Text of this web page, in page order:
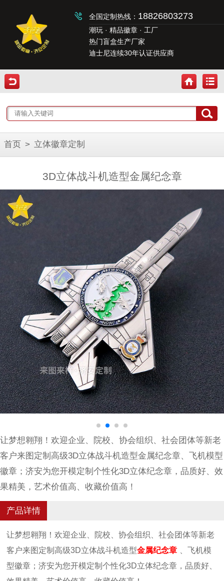
全国定制热线： 18826803273
潮玩 · 精品徽章 · 工厂
热门盲盒生产厂家
迪士尼连续30年认证供应商
首页 > 立体徽章定制
3D立体战斗机造型金属纪念章
让梦想翱翔！欢迎企业、院校、协会组织、社会团体等新老
客户来图定制高级3D立体战斗机造型金属纪念章、飞机模型
徽章；济安为您开模定制个性化3D立体纪念章，品质好、效
果精美，艺术价值高、收藏价值高！
产品详情
让梦想翱翔！欢迎企业、院校、协会组织、社会团体等新老
客户来图定制高级3D立体战斗机造型金属纪念章
、飞机模
型徽章；济安为您开模定制个性化3D立体纪念章，品质好、